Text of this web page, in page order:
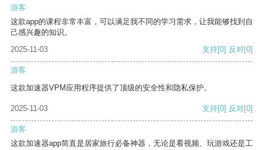
游客
这款app的课程非常丰富，可以满足我不同的学习需求，让我能够找到自
己感兴趣的知识。
2025-11-03
支持[0] 反对[0]
游客
这款加速器VPM应用程序提供了顶级的安全性和隐私保护。
2025-11-03 支持[0] 反对[0]
游客
这款加速器app简直是居家旅行必备神器，无论是看视频、玩游戏还是工